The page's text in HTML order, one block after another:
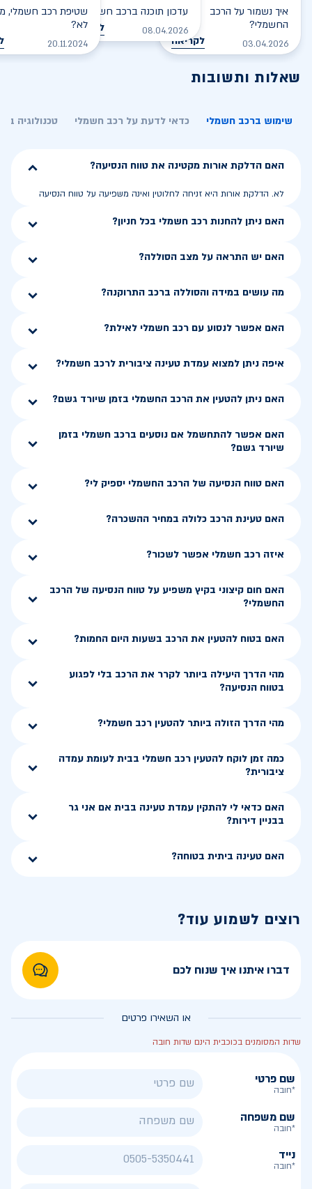
איך נשמור על הרכב
החשמלי?
03.04.2026 לקריאה
עדכון תוכנה ברכב חשמלי
08.04.2026 לקריאה
שטיפת רכב חשמלי,
לא?
20.11.2024
שאלות ותשובות
שימוש ברכב חשמלי כדאי לדעת על רכב חשמלי טכנולוגיה
האם הדלקת אורות מקטינה את טווח הנסיעה?
לא. הדלקת אורות היא זניחה לחלוטין ואינה משפיעה על טווח הנסיעה
האם ניתן להחנות רכב חשמלי בכל חניון?
האם יש התראה על מצב הסוללה?
מה עושים במידה והסוללה ברכב התרוקנה?
האם אפשר לנסוע עם רכב חשמלי לאילת?
איפה ניתן למצוא עמדת טעינה ציבורית לרכב חשמלי?
האם ניתן להטעין את הרכב החשמלי בזמן שיורד גשם?
האם אפשר להתחשמל אם נוסעים ברכב חשמלי בזמן
שיורד גשם?
האם טווח הנסיעה של הרכב החשמלי יספיק לי?
האם טעינת הרכב כלולה במחיר ההשכרה?
איזה רכב חשמלי אפשר לשכור?
האם חום קיצוני בקיץ משפיע על טווח הנסיעה של הרכב
החשמלי?
האם בטוח להטעין את הרכב בשעות היום החמות?
מהי הדרך היעילה ביותר לקרר את הרכב בלי לפגוע
בטווח הנסיעה?
מהי הדרך הזולה ביותר להטעין רכב חשמלי?
כמה זמן לוקח להטעין רכב חשמלי בבית לעומת עמדה
ציבורית?
האם כדאי לי להתקין עמדת טעינה בבית אם אני גר
בבניין דירות?
האם טעינה ביתית בטוחה?
רוצים לשמוע עוד?
דברו איתנו איך שנוח לכם
או השאירו פרטים
שדות המסומנים בכוכבית הינם שדות חובה
שם פרטי
*חובה
שם משפחה
*חובה
נייד
*חובה